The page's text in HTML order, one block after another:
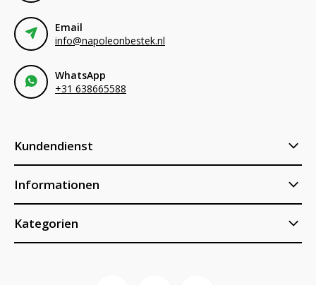
Email
info@napoleonbestek.nl
WhatsApp
+31 638665588
Kundendienst
Informationen
Kategorien